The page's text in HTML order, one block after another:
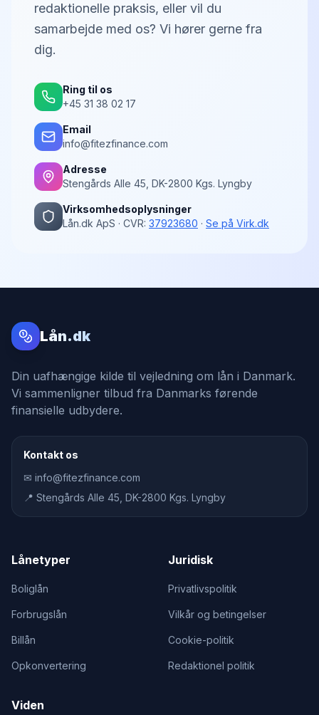
redaktionelle praksis, eller vil du
samarbejde med os? Vi hører gerne fra
dig.
Ring til os
+45 31 38 02 17
Email
info@fitezfinance.com
Adresse
Stengårds Alle 45, DK-2800 Kgs. Lyngby
Virksomhedsoplysninger
Lån.dk ApS · CVR: 37923680 · Se på Virk.dk
Lån.dk
Din uafhængige kilde til vejledning om lån i Danmark.
Vi sammenligner tilbud fra Danmarks førende
finansielle udbydere.
Kontakt os
✉ info@fitezfinance.com
📍 Stengårds Alle 45, DK-2800 Kgs. Lyngby
Lånetyper
Boliglån
Forbrugslån
Billån
Opkonvertering
Viden
Juridisk
Privatlivspolitik
Vilkår og betingelser
Cookie-politik
Redaktionel politik